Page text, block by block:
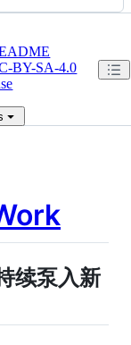
BY-SA-4.0
续泵入新